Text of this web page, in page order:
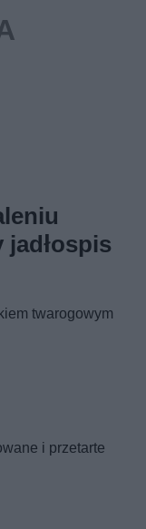
jadłospis
twarogowym
i przetarte